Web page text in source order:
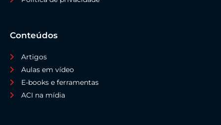
Conteúdos
Artigos
Aulas em vídeo
E-books e ferramentas
ACI na mídia